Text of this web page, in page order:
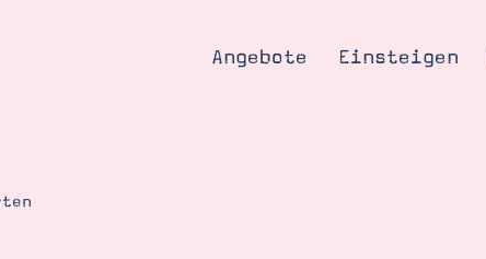
Angebote Einsteigen